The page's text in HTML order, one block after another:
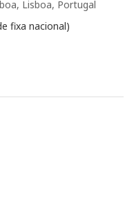
Lisboa, Portugal
fixa nacional)